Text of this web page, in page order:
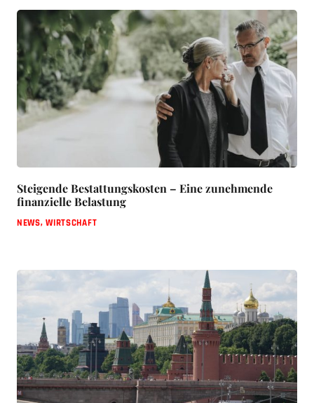
Steigende Bestattungskosten – Eine zunehmende
finanzielle Belastung
NEWS,WIRTSCHAFT